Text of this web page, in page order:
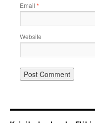
Email *
Website